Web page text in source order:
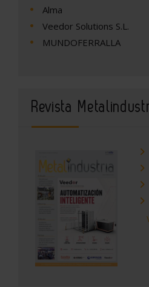
Alma
Veedor Solutions S.L.
MUNDOFERRALLA
Revista